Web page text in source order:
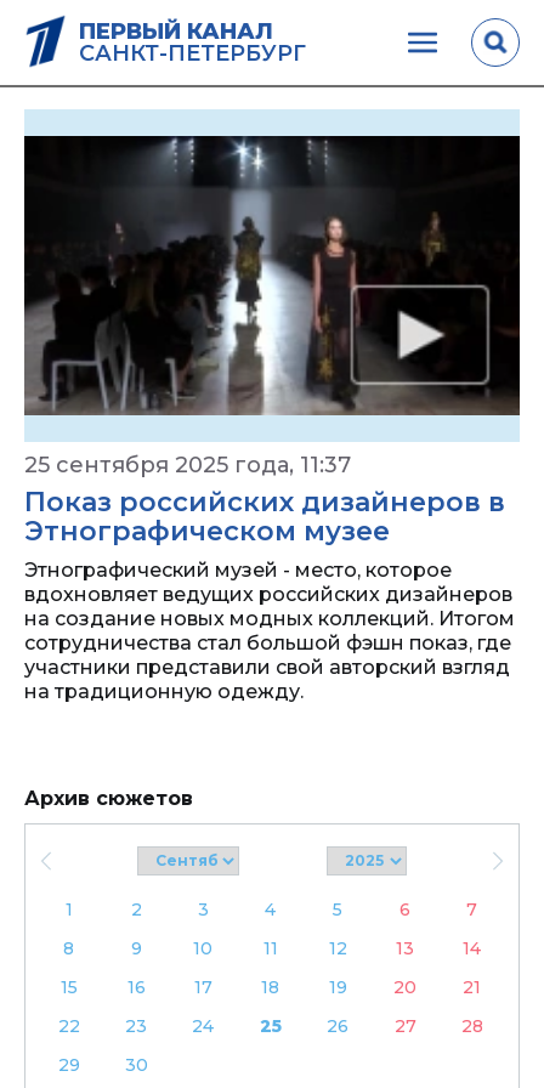
ПЕРВЫЙ КАНАЛ
САНКТ-ПЕТЕРБУРГ
25 сентября 2025 года, 11:37
Показ российских дизайнеров в
Этнографическом музее
Этнографический музей - место, которое
вдохновляет ведущих российских дизайнеров
на создание новых модных коллекций. Итогом
сотрудничества стал большой фэшн показ, где
участники представили свой авторский взгляд
на традиционную одежду.
Архив сюжетов
1 2 3 4 5 6
7
8
9 10 11 12 13
14
15
16 17 18 19 20
21
22
23 24 25 26 27
28
29
30